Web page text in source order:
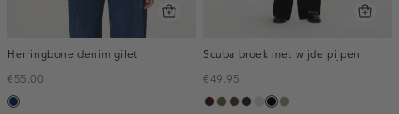
Herringbone denim gilet
€55.00
blauw,
Scuba broek met wijde pijpen
€49.95
pruim,
groen,
donkerbruin
blauw,
kitzwarttaupe,